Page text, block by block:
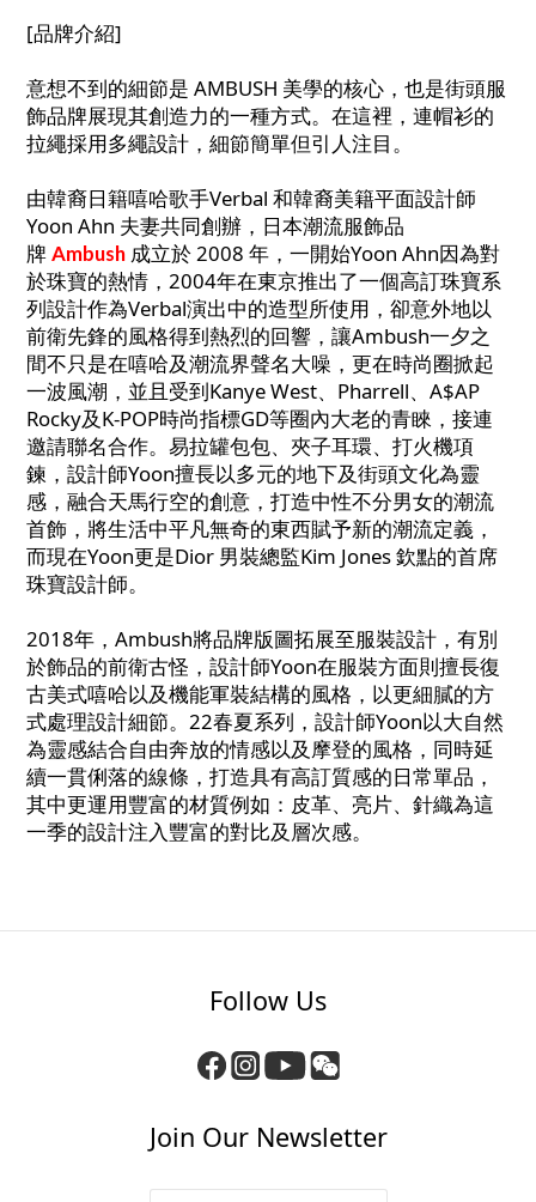
[品牌介紹]
意想不到的細節是 AMBUSH 美學的核心，也是街頭服
飾品牌展現其創造力的一種方式。在這裡，連帽衫的
拉繩採用多繩設計，細節簡單但引人注目。
由韓裔日籍嘻哈歌手Verbal 和韓裔美籍平面設計師
Yoon Ahn 夫妻共同創辦，日本潮流服飾品
牌Ambush 成立於 2008 年，一開始Yoon Ahn因為對
於珠寶的熱情，2004年在東京推出了一個高訂珠寶系
列設計作為Verbal演出中的造型所使用，卻意外地以
前衛先鋒的風格得到熱烈的回響，讓Ambush一夕之
間不只是在嘻哈及潮流界聲名大噪，更在時尚圈掀起
一波風潮，並且受到Kanye West、Pharrell、A$AP
Rocky及K-POP時尚指標GD等圈內大老的青睞，接連
邀請聯名合作。易拉罐包包、夾子耳環、打火機項
鍊，設計師Yoon擅長以多元的地下及街頭文化為靈
感，融合天馬行空的創意，打造中性不分男女的潮流
首飾，將生活中平凡無奇的東西賦予新的潮流定義，
而現在Yoon更是Dior 男裝總監Kim Jones 欽點的首席
珠寶設計師。
2018年，Ambush將品牌版圖拓展至服裝設計，有別
於飾品的前衛古怪，設計師Yoon在服裝方面則擅長復
古美式嘻哈以及機能軍裝結構的風格，以更細膩的方
式處理設計細節。22春夏系列，設計師Yoon以大自然
為靈感結合自由奔放的情感以及摩登的風格，同時延
續一貫俐落的線條，打造具有高訂質感的日常單品，
其中更運用豐富的材質例如：皮革、亮片、針織為這
一季的設計注入豐富的對比及層次感。
Follow Us
Join Our Newsletter